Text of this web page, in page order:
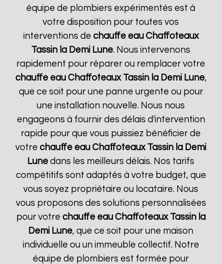
équipe de plombiers expérimentés est à
votre disposition pour toutes vos
interventions de chauffe eau Chaffoteaux
Tassin la Demi Lune. Nous intervenons
rapidement pour réparer ou remplacer votre
chauffe eau Chaffoteaux Tassin la Demi Lune,
que ce soit pour une panne urgente ou pour
une installation nouvelle. Nous nous
engageons à fournir des délais d'intervention
rapide pour que vous puissiez bénéficier de
votrechauffe eau Chaffoteaux Tassin la Demi
Lune dans les meilleurs délais. Nos tarifs
compétitifs sont adaptés à votre budget, que
vous soyez propriétaire ou locataire. Nous
vous proposons des solutions personnalisées
pour votre chauffe eau Chaffoteaux Tassin la
Demi Lune, que ce soit pour une maison
individuelle ou un immeuble collectif. Notre
équipe de plombiers est formée pour